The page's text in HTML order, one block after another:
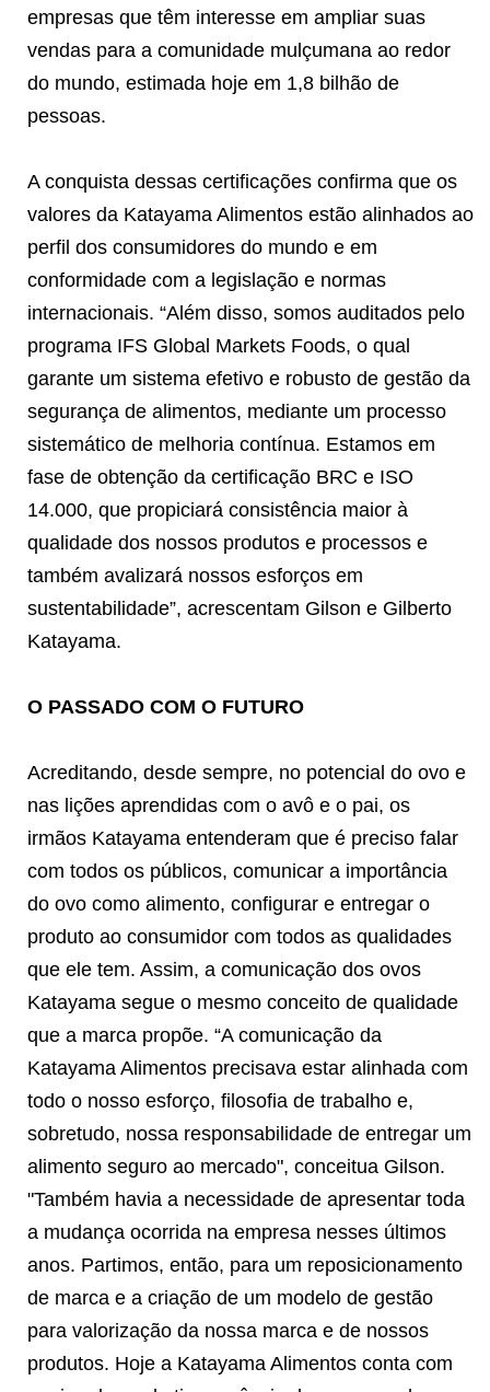
empresas que têm interesse em ampliar suas
vendas para a comunidade mulçumana ao redor
do mundo, estimada hoje em 1,8 bilhão de
pessoas.
A conquista dessas certificações confirma que os
valores da Katayama Alimentos estão alinhados ao
perfil dos consumidores do mundo e em
conformidade com a legislação e normas
internacionais. “Além disso, somos auditados pelo
programa IFS Global Markets Foods, o qual
garante um sistema efetivo e robusto de gestão da
segurança de alimentos, mediante um processo
sistemático de melhoria contínua. Estamos em
fase de obtenção da certificação BRC e ISO
14.000, que propiciará consistência maior à
qualidade dos nossos produtos e processos e
também avalizará nossos esforços em
sustentabilidade”, acrescentam Gilson e Gilberto
Katayama.
O PASSADO COM O FUTURO
Acreditando, desde sempre, no potencial do ovo e
nas lições aprendidas com o avô e o pai, os
irmãos Katayama entenderam que é preciso falar
com todos os públicos, comunicar a importância
do ovo como alimento, configurar e entregar o
produto ao consumidor com todos as qualidades
que ele tem. Assim, a comunicação dos ovos
Katayama segue o mesmo conceito de qualidade
que a marca propõe. “A comunicação da
Katayama Alimentos precisava estar alinhada com
todo o nosso esforço, filosofia de trabalho e,
sobretudo, nossa responsabilidade de entregar um
alimento seguro ao mercado", conceitua Gilson.
"Também havia a necessidade de apresentar toda
a mudança ocorrida na empresa nesses últimos
anos. Partimos, então, para um reposicionamento
de marca e a criação de um modelo de gestão
para valorização da nossa marca e de nossos
produtos. Hoje a Katayama Alimentos conta com